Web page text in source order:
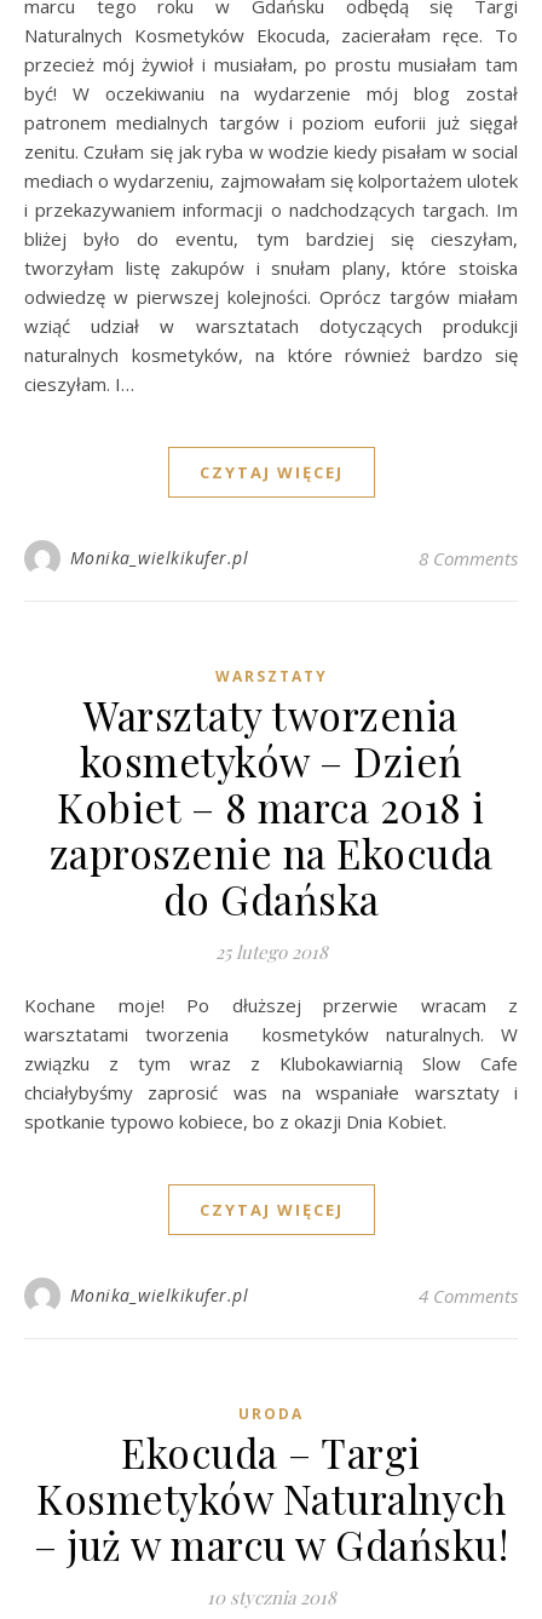
marcu tego roku w Gdańsku odbędą się Targi
Naturalnych Kosmetyków Ekocuda, zacierałam ręce. To
przecież mój żywioł i musiałam, po prostu musiałam tam
być! W oczekiwaniu na wydarzenie mój blog został
patronem medialnych targów i poziom euforii już sięgał
zenitu. Czułam się jak ryba w wodzie kiedy pisałam w social
mediach o wydarzeniu, zajmowałam się kolportażem ulotek
i przekazywaniem informacji o nadchodzących targach. Im
bliżej było do eventu, tym bardziej się cieszyłam,
tworzyłam listę zakupów i snułam plany, które stoiska
odwiedzę w pierwszej kolejności. Oprócz targów miałam
wziąć udział w warsztatach dotyczących produkcji
naturalnych kosmetyków, na które również bardzo się
cieszyłam. I…
CZYTAJ WIĘCEJ
Monika_wielkikufer.pl 8 Comments
WARSZTATY
Warsztaty tworzenia
kosmetyków – Dzień
Kobiet – 8 marca 2018 i
zaproszenie na Ekocuda
do Gdańska
25 lutego 2018
Kochane moje! Po dłuższej przerwie wracam z
warsztatami tworzenia kosmetyków naturalnych. W
związku z tym wraz z Klubokawiarnią Slow Cafe
chciałybyśmy zaprosić was na wspaniałe warsztaty i
spotkanie typowo kobiece, bo z okazji Dnia Kobiet.
CZYTAJ WIĘCEJ
Monika_wielkikufer.pl 4 Comments
URODA
Ekocuda – Targi
Kosmetyków Naturalnych
– już w marcu w Gdańsku!
10 stycznia 2018